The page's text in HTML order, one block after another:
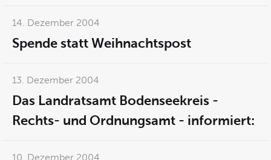
14. Dezember 2004
Spende statt Weihnachtspost
13. Dezember 2004
Das Landratsamt Bodenseekreis -
Rechts- und Ordnungsamt - informiert:
10. Dezember 2004